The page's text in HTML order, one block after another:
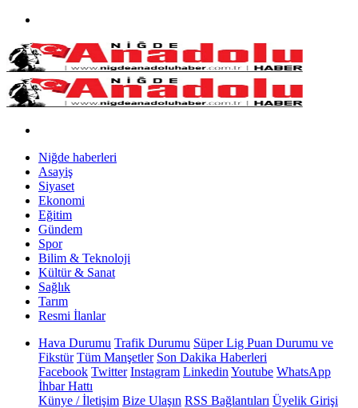
Niğde haberleri
Asayiş
Siyaset
Ekonomi
Eğitim
Gündem
Spor
Bilim & Teknoloji
Kültür & Sanat
Sağlık
Tarım
Resmi İlanlar
Hava Durumu Trafik Durumu Süper Lig Puan Durumu ve
Fikstür Tüm Manşetler Son Dakika Haberleri
Facebook Twitter Instagram Linkedin Youtube WhatsApp
İhbar Hattı
Künye / İletişim Bize Ulaşın RSS Bağlantıları Üyelik Girişi